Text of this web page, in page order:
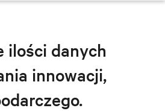
ilości danych
innowacji,